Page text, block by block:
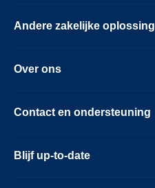
Andere zakelijke
Over ons
Contact en ondersteuning
Blijf up-to-date